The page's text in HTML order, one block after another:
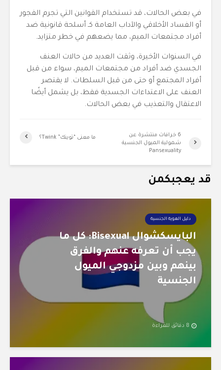
في بعض الحالات، قد تستخدام القوانين التي تجرم الفجور
أو الفساد الأخلاقي والآداب العامة كـ أسلحة قانونية ضد
أفراد مجتمعات الميم، مما يضعهم في خطر متزايد.
في السنوات الأخيرة، وثقت العديد من حالات العنف
الجسدي ضد أفراد من مجتمعات الميم، سواء من قبل
أفراد المجتمع أو حتى من قبل السلطات. لا يقتصر
العنف على الاعتداءات الجسدية فقط، بل يشمل أيضًا
الاعتقال والتعذيب في بعض الحالات.
ما معنى “توينك” Twink؟
6 خرافات منتشرة عن
شمولية الميول الجنسية
Pansexuality
قد يعجبكمن
دليل الهوية الجنسية
البايسكشوال Bisexual: كل ما
يجب أن تعرفه عنهم والفرق
بينهم وبين مزدوجي الميول
الجنسية
8 دقائق للقراءة